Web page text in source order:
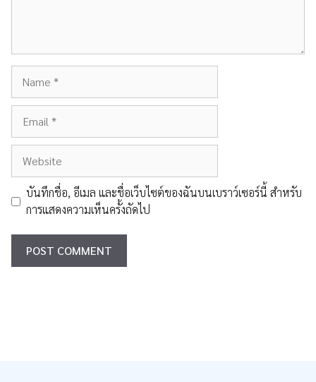
บันทึกชื่อ, อีเมล และชื่อเว็บไซต์ของฉันบนเบราว์เซอร์นี้ สำหรับ
การแสดงความเห็นครั้งถัดไป